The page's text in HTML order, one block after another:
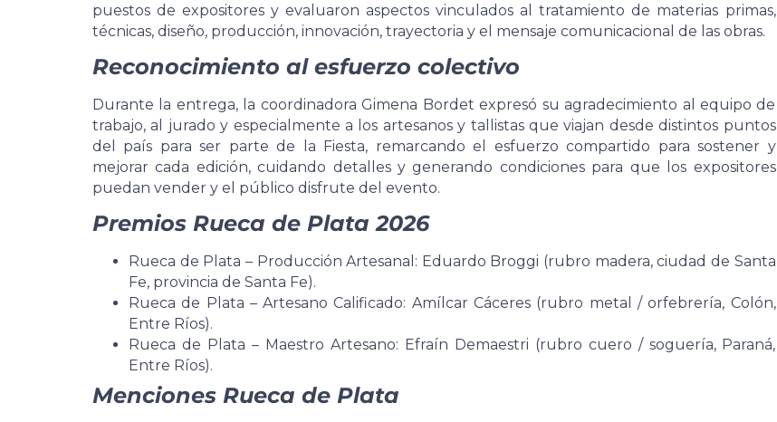
puestos de expositores y evaluaron aspectos vinculados al tratamiento de materias primas,
técnicas, diseño, producción, innovación, trayectoria y el mensaje comunicacional de las obras.
Reconocimiento al esfuerzo colectivo
Durante la entrega, la coordinadora Gimena Bordet expresó su agradecimiento al equipo de
trabajo, al jurado y especialmente a los artesanos y tallistas que viajan desde distintos puntos
del país para ser parte de la Fiesta, remarcando el esfuerzo compartido para sostener y
mejorar cada edición, cuidando detalles y generando condiciones para que los expositores
puedan vender y el público disfrute del evento.
Premios Rueca de Plata 2026
Rueca de Plata – Producción Artesanal: Eduardo Broggi (rubro madera, ciudad de Santa
Fe, provincia de Santa Fe).
Rueca de Plata – Artesano Calificado: Amílcar Cáceres (rubro metal / orfebrería, Colón,
Entre Ríos).
Rueca de Plata – Maestro Artesano: Efraín Demaestri (rubro cuero / soguería, Paraná,
Entre Ríos).
Menciones Rueca de Plata